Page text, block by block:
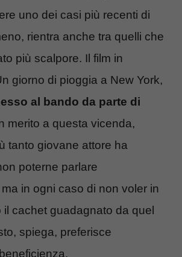
uno dei casi più recenti di
rientra anche tra quelli che
più scalpore. Il film in
giorno di pioggia a New York,
al bando da parte di
merito a questa vicenda,
tanto giovane attore ha
poterne parlare
in ogni caso di non voler in
il cachet guadagnato da quel
spiega, preferisce